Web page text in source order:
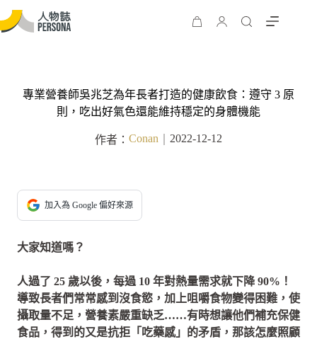
專業營養師吳兆芝為年長者打造的健康飲食：遵守 3 原
則，吃出好氣色還能維持穩定的身體機能
作者： Conan 2022-12-12
加入為 Google 偏好來源
大家知道嗎？
人過了 25 歲以後，每過 10 年對熱量需求就下降 90%！
導致長者們常常感到沒食慾，加上咀嚼食物變得困難，使
攝取量不足，營養素嚴重缺乏……有時想讓他們補充保健
食品，得到的又是抗拒「吃藥感」的矛盾，那該怎麼照顧